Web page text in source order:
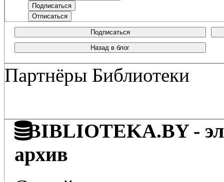
Подписаться
Назад в блог
Партнёры Библиотеки
BIBLIOTEKA.BY -
архив